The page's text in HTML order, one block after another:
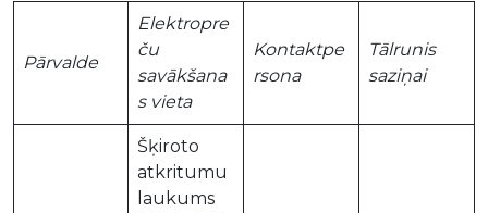
Pārvalde
Elektropre
ču
savākšana
s vieta
Kontaktpe
rsona
Tālrunis
saziņai
Šķiroto
atkritumu
laukums